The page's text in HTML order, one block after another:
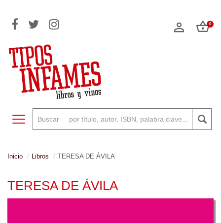
0
Toggle navigation
Inicio Libros TERESA DE ÁVILA
TERESA DE ÁVILA